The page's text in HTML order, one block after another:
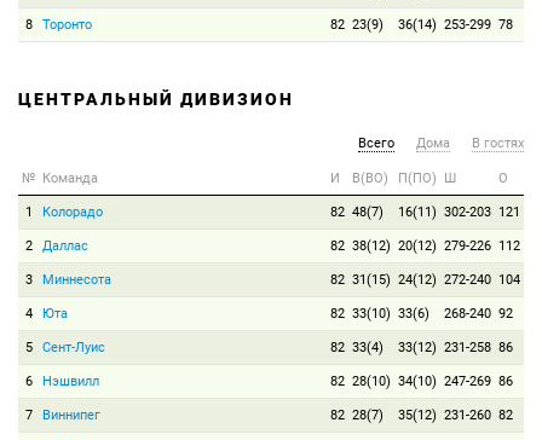
8 Торонто 82 23(9) 36(14) 253-299 78
ЦЕНТРАЛЬНЫЙ ДИВИЗИОН
Всего Дома В гостях
№ Команда И В(ВО) П(ПО) Ш О
1 Колорадо 82 48(7) 16(11) 302-203 121
2 Даллас 82 38(12) 20(12) 279-226 112
3 Миннесота 82 31(15) 24(12) 272-240 104
4 Юта 82 33(10) 33(6) 268-240 92
5 Сент-Луис 82 33(4) 33(12) 231-258 86
6 Нэшвилл 82 28(10) 34(10) 247-269 86
7 Виннипег 82 28(7) 35(12) 231-260 82